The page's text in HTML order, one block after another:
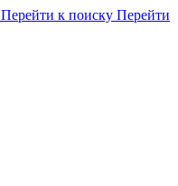
Перейти к поиску Перейти